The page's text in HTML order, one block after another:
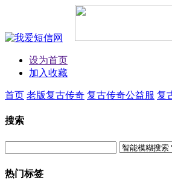
设为首页
加入收藏
首页 老版复古传奇 复古传奇公益服 复
搜索
热门标签